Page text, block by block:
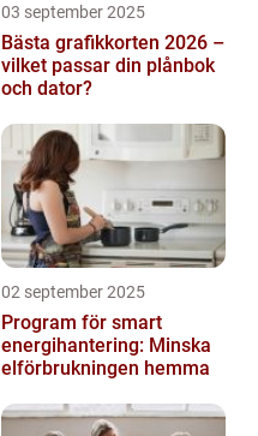
03 september 2025
Bästa grafikkorten 2026 –
vilket passar din plånbok
och dator?
02 september 2025
Program för smart
energihantering: Minska
elförbrukningen hemma